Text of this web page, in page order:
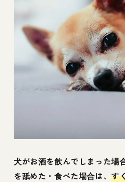
犬がお酒を飲んでしまった場
を舐めた・食べた場合は、す